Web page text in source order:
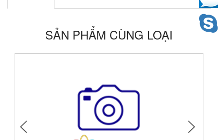
SẢN PHẨM CÙNG LOẠI